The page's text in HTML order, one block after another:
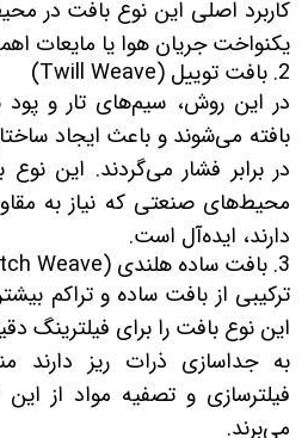
کاربرد اصلی این نوع بافت در
یکنواخت جریان هوا یا مایعات
2. بافت توییل (Twill Weave)
در این روش، سیم‌های تار و
بافته می‌شوند و باعث ایجاد
در برابر فشار می‌گردند. این نوع
محیط‌های صنعتی که نیاز به
دارند، ایده‌آل است.
3. بافت ساده هلندی (Plain Dutch Weave)
ترکیبی از بافت ساده و تراکم
این نوع بافت را برای فیلترینگ
به جداسازی ذرات ریز دارند
فیلترسازی و تصفیه مواد از
می‌برند.